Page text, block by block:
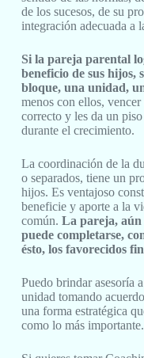
de los sucesos, de su
integración adecuada a
Si la pareja parental
beneficio de sus hijos,
bloque, una unidad,
menos con ellos,
correcto y les da un
durante el crecimiento.
La coordinación de la
o separados, tiene un
hijos. Es ventajoso
beneficie y aporte a la
común. La pareja, aún
puede completarse,
ésto, los favorecidos
Puedo brindar asesoría
unidad tomando
una forma estratégica
como lo más importante.